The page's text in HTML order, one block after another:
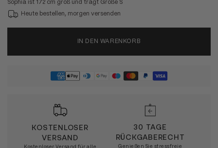
Sophia ist 172 cm groß und trägt Größe S
Heute bestellen, morgen versenden
IN DEN WARENKORB
KOSTENLOSER
VERSAND
Kostenloser Versand für alle
30 TAGE
RÜCKGABERECHT
Genießen Sie stressfreie